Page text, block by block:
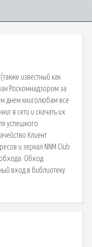
известный как
Роскомнадзором за
днем книголюбам все
в сети и скачать их
успешного
Клиент
и зеркал NNM Club
Обход
вход в библиотеку